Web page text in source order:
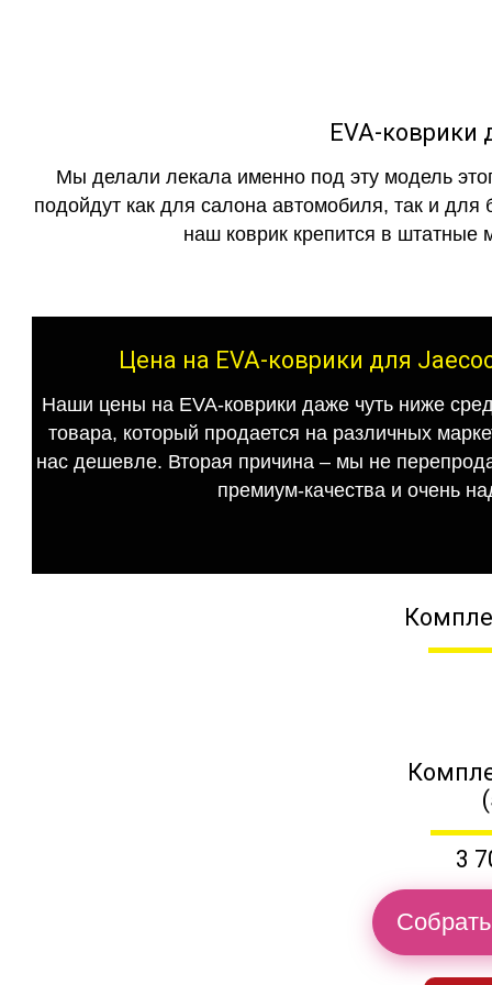
EVA-
Мы делали лекала именно под эту модель
подойдут как для салона автомобиля, так и для
наш коврик крепится в штатные
Цена на EVA-коврики для
Наши цены на EVA-коврики даже чуть ниже
товара, который продается на различных
нас дешевле. Вторая причина – мы не
премиум-качества и очень
3